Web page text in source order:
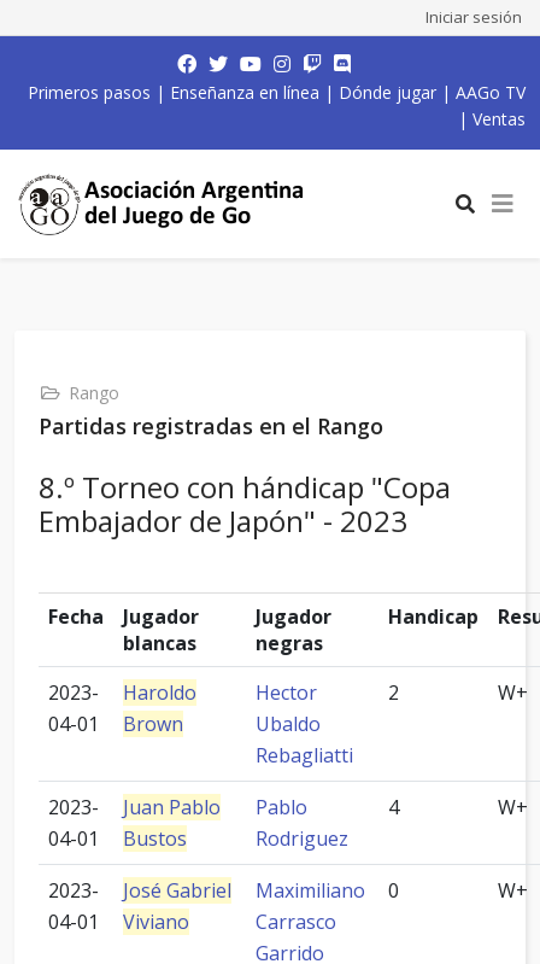
Iniciar sesión
Primeros pasos | Enseñanza en línea | Dónde jugar | AAGo TV
| Ventas
Rango
Partidas registradas en el Rango
8.º Torneo con hándicap "Copa
Embajador de Japón" - 2023
Fecha
Jugador
blancas
Jugador
negras
Handicap
2023-
04-01
Haroldo
Brown
Hector
Ubaldo
Rebagliatti
2 W+
2023-
04-01
Juan Pablo
Bustos
Pablo
Rodriguez
4 W+
2023-
04-01
José Gabriel
Viviano
Maximiliano
Carrasco
Garrido
0 W+